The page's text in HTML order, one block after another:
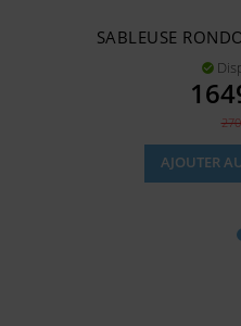
SABLEUSE

Prix
de
base
AJOUTER